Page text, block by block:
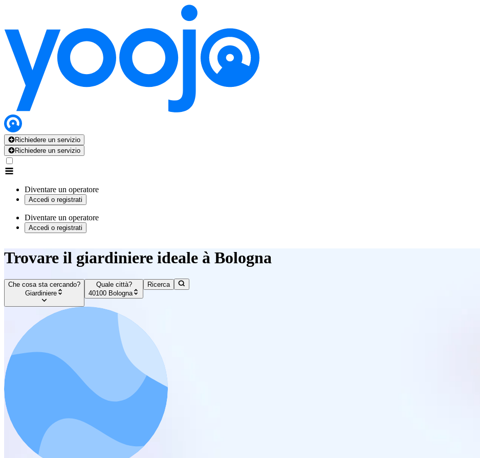
Richiedere un servizio
Richiedere un servizio
Diventare un operatore
Accedi o registrati
Diventare un operatore
Accedi o registrati
Trovare il giardiniere ideale à Bologna
Che cosa sta cercando?
Giardiniere
Quale città?
40100 Bologna
Ricerca